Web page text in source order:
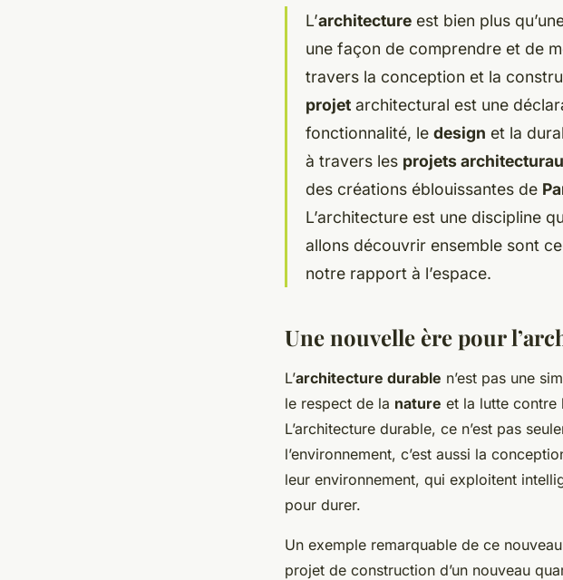
L’architecture est bien plus
une façon de comprendre et de
travers la conception et la
projet architectural est une
fonctionnalité, le design et la
à travers les projets
des créations éblouissantes de
L’architecture est une discipline
allons découvrir ensemble sont
notre rapport à l’espace.
Une nouvelle ère pour
L’architecture durable n’est pas une
le respect de la nature et la lutte contre
L’architecture durable, ce n’est pas
l’environnement, c’est aussi la
leur environnement, qui exploitent
pour durer.
Un exemple remarquable de ce
projet de construction d’un nouveau